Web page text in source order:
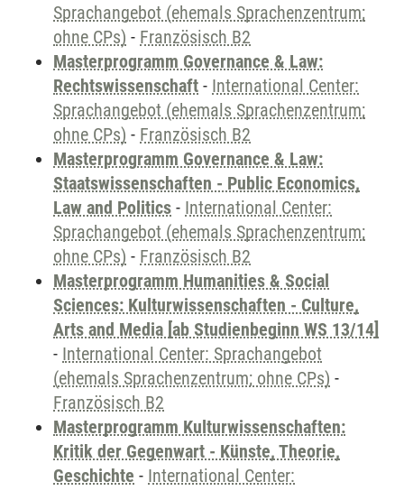
Sprachangebot (ehemals Sprachenzentrum;
ohne CPs) - Französisch B2
Masterprogramm Governance & Law:
Rechtswissenschaft - International Center:
Sprachangebot (ehemals Sprachenzentrum;
ohne CPs) - Französisch B2
Masterprogramm Governance & Law:
Staatswissenschaften - Public Economics,
Law and Politics - International Center:
Sprachangebot (ehemals Sprachenzentrum;
ohne CPs) - Französisch B2
Masterprogramm Humanities & Social
Sciences: Kulturwissenschaften - Culture,
Arts and Media [ab Studienbeginn WS 13/14]
- International Center: Sprachangebot
(ehemals Sprachenzentrum; ohne CPs) -
Französisch B2
Masterprogramm Kulturwissenschaften:
Kritik der Gegenwart - Künste, Theorie,
Geschichte - International Center: